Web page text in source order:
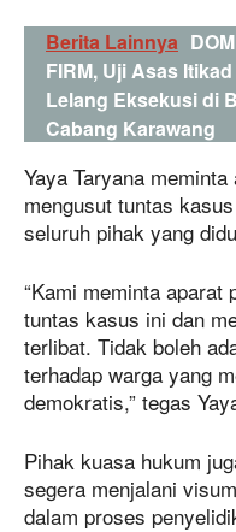
Berita Lainnya
FIRM, Uji Asas
Lelang Eksekusi di
Cabang Karawang
Yaya Taryana
mengusut tuntas
seluruh pihak yang
“Kami meminta aparat
tuntas kasus ini dan
terlibat. Tidak boleh
terhadap warga yang
demokratis,” tegas
Pihak kuasa hukum
segera menjalani
dalam proses